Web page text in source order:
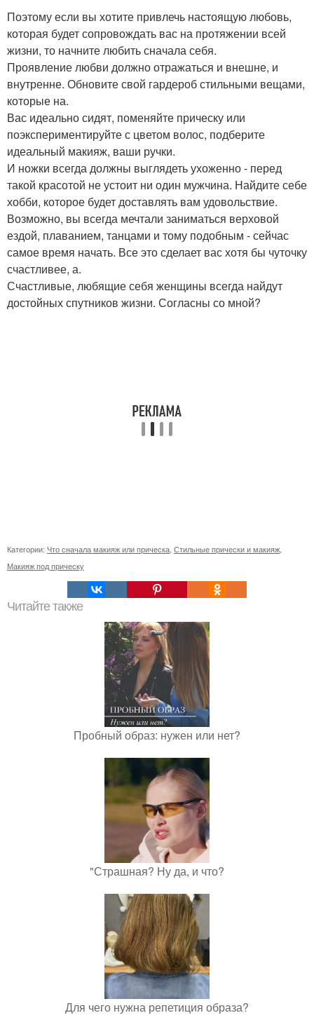
Поэтому если вы хотите привлечь настоящую любовь,
которая будет сопровождать вас на протяжении всей
жизни, то начните любить сначала себя.
Проявление любви должно отражаться и внешне, и
внутренне. Обновите свой гардероб стильными вещами,
которые на.
Вас идеально сидят, поменяйте прическу или
поэкспериментируйте с цветом волос, подберите
идеальный макияж, ваши ручки.
И ножки всегда должны выглядеть ухоженно - перед
такой красотой не устоит ни один мужчина. Найдите себе
хобби, которое будет доставлять вам удовольствие.
Возможно, вы всегда мечтали заниматься верховой
ездой, плаванием, танцами и тому подобным - сейчас
самое время начать. Все это сделает вас хотя бы чуточку
счастливее, а.
Счастливые, любящие себя женщины всегда найдут
достойных спутников жизни. Согласны со мной?
Категории: Что сначала макияж или прическа Стильные прически и макияж
Макияж под прическу
Читайте также
Пробный образ: нужен или нет?
"Страшная? Ну да, и что?
Для чего нужна репетиция образа?